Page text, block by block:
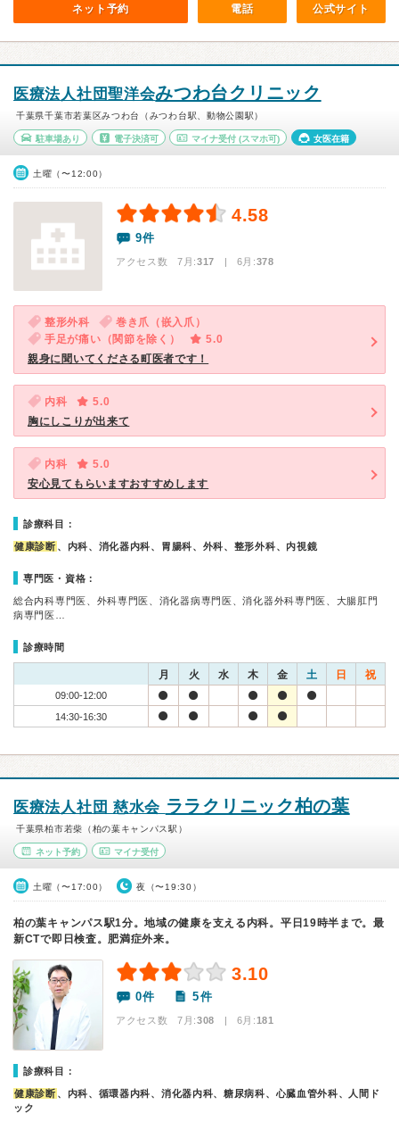
ネット予約 電話 公式サイト
医療法人社団聖洋会みつわ台クリニック
千葉県千葉市若葉区みつわ台（みつわ台駅、動物公園駅）
駐車場あり 電子決済可 マイナ受付 (スマホ可) 女医在籍
土曜（〜12:00）
4.58
9件
アクセス数 7月:317 | 6月:378
整形外科
巻き爪（嵌入爪）
手足が痛い（関節を除く）
5.0
親身に聞いてくださる町医者です！
内科
5.0
胸にしこりが出来て
内科
5.0
安心見てもらいますおすすめします
診療科目：
健康診断 、内科、消化器内科、胃腸科、外科、整形外科、内視鏡
専門医・資格：
総合内科専門医、外科専門医、消化器病専門医、消化器外科専門医、大腸肛門
病専門医…
診療時間
月 火 水 木 金 土 日 祝
09:00-12:00
14:30-16:30
医療法人社団 慈水会 ララクリニック柏の葉
千葉県柏市若柴（柏の葉キャンパス駅）
ネット予約 マイナ受付
土曜（〜17:00） 夜（〜19:30）
柏の葉キャンパス駅1分。地域の健康を支える内科。平日19時半まで。最
新CTで即日検査。肥満症外来。
3.10
0件 5件
アクセス数 7月:308 | 6月:181
診療科目：
健康診断 、内科、循環器内科、消化器内科、糖尿病科、心臓血管外科、人間ド
ック